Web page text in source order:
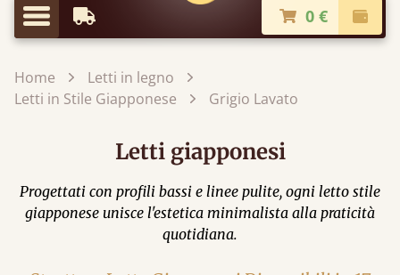
Menu
Consegna più Veloce 0 €
Home
Letti in legno
Letti in Stile Giapponese
Grigio Lavato
Letti giapponesi
Progettati con profili bassi e linee pulite, ogni letto stile
giapponese​ unisce l'estetica minimalista alla praticità
quotidiana.